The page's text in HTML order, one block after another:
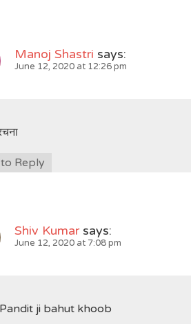
Manoj Shastri says:
June 12, 2020 at 12:26 pm
Reply
Shiv Kumar says:
June 12, 2020 at 7:08 pm
ji bahut khoob